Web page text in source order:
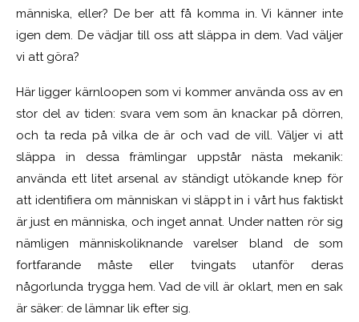
människa, eller? De ber att få komma in. Vi känner inte
igen dem. De vädjar till oss att släppa in dem. Vad väljer
vi att göra?
Här ligger kärnloopen som vi kommer använda oss av en
stor del av tiden: svara vem som än knackar på dörren,
och ta reda på vilka de är och vad de vill. Väljer vi att
släppa in dessa främlingar uppstår nästa mekanik:
använda ett litet arsenal av ständigt utökande knep för
att identifiera om människan vi släppt in i vårt hus faktiskt
är just en människa, och inget annat. Under natten rör sig
nämligen människoliknande varelser bland de som
fortfarande måste eller tvingats utanför deras
någorlunda trygga hem. Vad de vill är oklart, men en sak
är säker: de lämnar lik efter sig.